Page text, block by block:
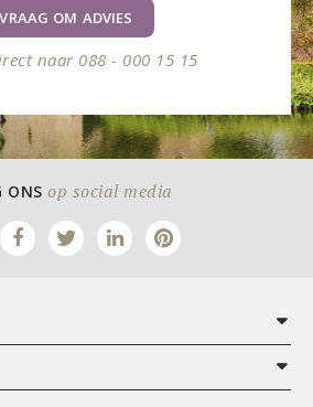
VRAAG OM ADVIES
naar 088 - 000 15 15
ONS op social media